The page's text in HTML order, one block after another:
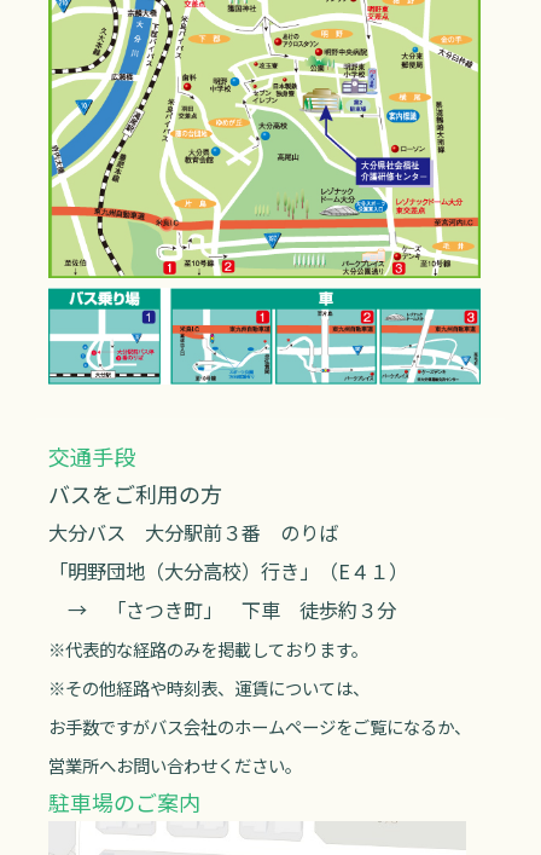
交通手段
バスをご利用の方
大分バス 大分駅前３番 のりば
「明野団地（大分高校）行き」（E４１）
→ 「さつき町」 下車 徒歩約３分
※代表的な経路のみを掲載しております。
※その他経路や時刻表、運賃については、
お手数ですがバス会社のホームページをご覧になるか、
営業所へお問い合わせください。
駐車場のご案内